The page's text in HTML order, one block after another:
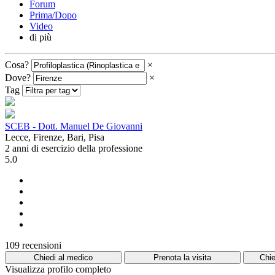
Forum
Prima/Dopo
Video
di più
Cosa?
×
Dove?
×
Tag
SCEB - Dott. Manuel De Giovanni
Lecce, Firenze, Bari, Pisa
2 anni di esercizio della professione
5.0
109 recensioni
Chiedi al medico Prenota la visita
Visualizza profilo completo